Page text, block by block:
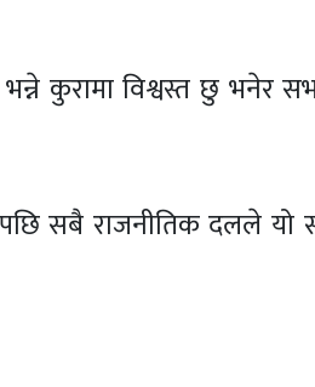
कुरामा विश्वस्त छु भनेर
सबै राजनीतिक दलले यो